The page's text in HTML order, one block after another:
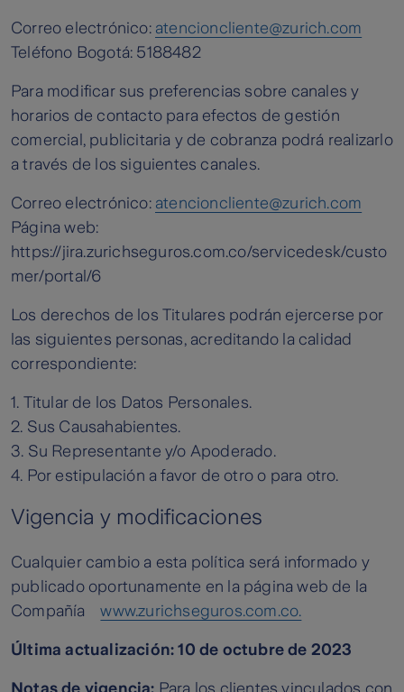
Correo electrónico: atencioncliente@zurich.com
Teléfono Bogotá: 5188482
Para modificar sus preferencias sobre canales y
horarios de contacto para efectos de gestión
comercial, publicitaria y de cobranza podrá realizarlo
a través de los siguientes canales.
Correo electrónico: atencioncliente@zurich.com
Página web:
https://jira.zurichseguros.com.co/servicedesk/custo
mer/portal/6
Los derechos de los Titulares podrán ejercerse por
las siguientes personas, acreditando la calidad
correspondiente:
1. Titular de los Datos Personales.
2. Sus Causahabientes.
3. Su Representante y/o Apoderado.
4. Por estipulación a favor de otro o para otro.
Vigencia y modificaciones
Cualquier cambio a esta política será informado y
publicado oportunamente en la página web de la
Compañíawww.zurichseguros.com.co.
Última actualización: 10 de octubre de 2023